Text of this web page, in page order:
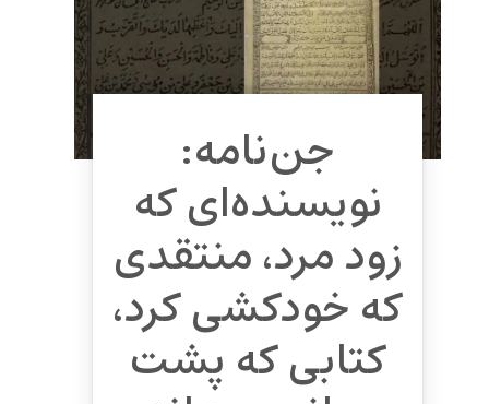
جن‌نامه:
نویسنده‌ای که
زود مرد، منتقدی
که خودکشی کرد،
کتابی که پشت